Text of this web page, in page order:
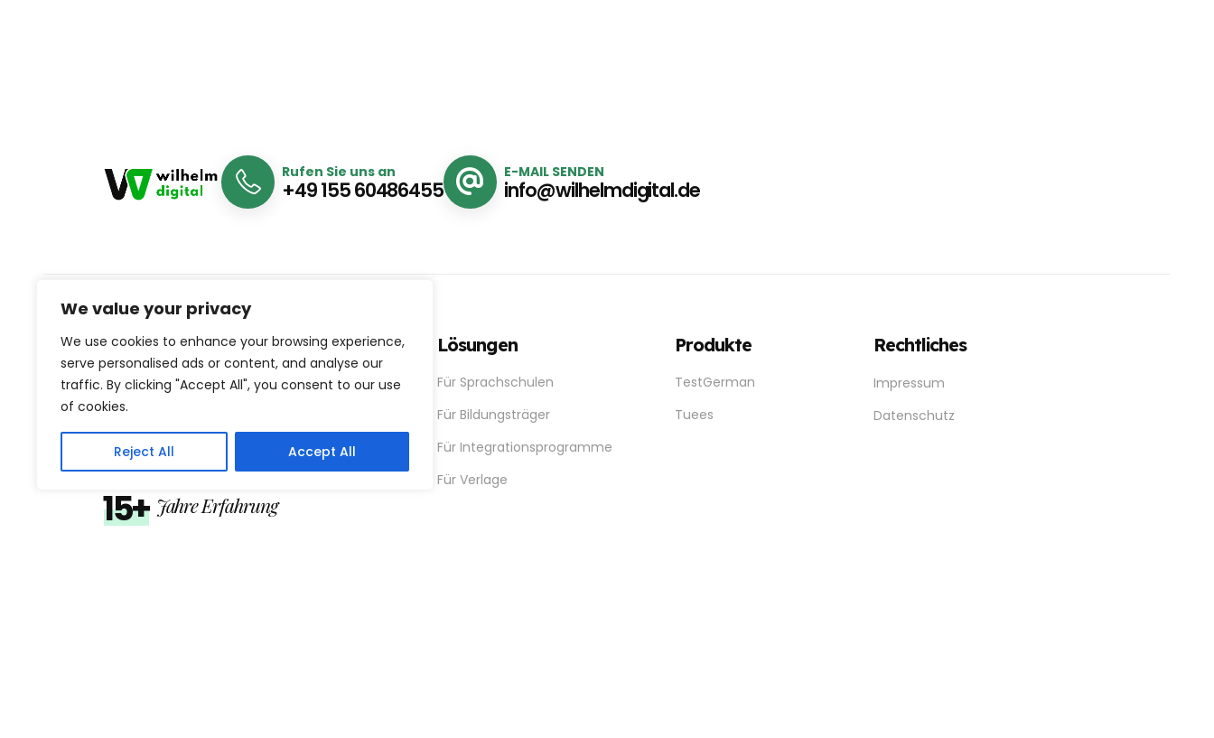
We value your privacy
We use cookies to enhance your browsing experience,
serve personalised ads or content, and analyse our
traffic. By clicking "Accept All", you consent to our use
of cookies.
Reject All Accept All
Rufen Sie uns an
+49 155 60486455
E-MAIL SENDEN
info@wilhelmdigital.de
Wilhelm Digital
Wilhelm Digital entwickelt AI-first SaaS-Lösungen
für Sprachlernen, Prüfung und digitale
Kursprozesse. Skalierbar, mehrsprachig und
institutionell einsetzbar.
15+ Jahre Erfahrung
Lösungen
Für Sprachschulen
Für Bildungsträger
Für Integrationsprogramme
Für Verlage
Produkte
TestGerman
Tuees
Rechtliches
Impressum
Datenschutz